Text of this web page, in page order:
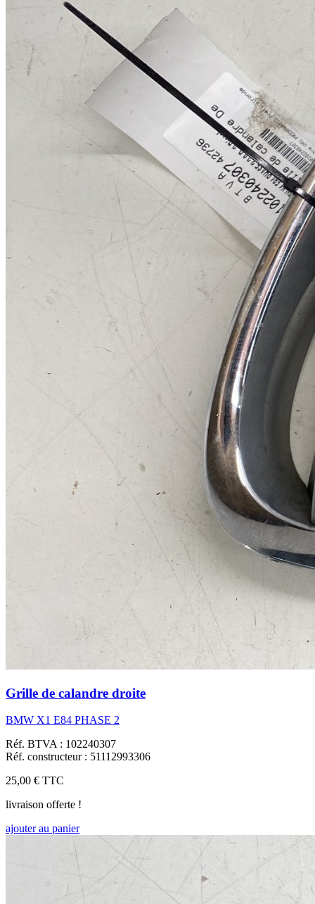
Grille de calandre droite
BMW X1 E84 PHASE 2
Réf. BTVA : 102240307
Réf. constructeur : 51112993306
25,00 € TTC
livraison offerte !
ajouter au panier